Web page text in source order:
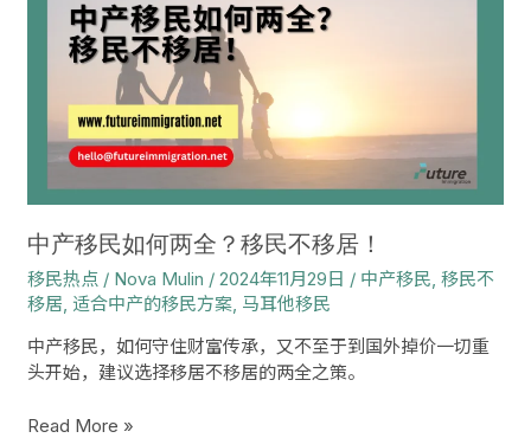
中产移民如何两全？移民不移居！
移民热点 / Nova Mulin /2024年11月29日 / 中产移民,移民不
移居, 适合中产的移民方案, 马耳他移民
中产移民，如何守住财富传承，又不至于到国外掉价一切重
头开始，建议选择移居不移居的两全之策。
不
移
居！
Read More »